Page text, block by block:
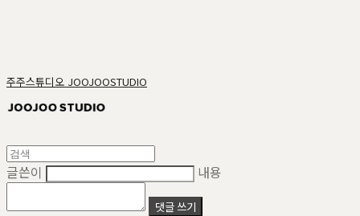
주주스튜디오 JOOJOOSTUDIO
글쓴이 내용
댓글 쓰기